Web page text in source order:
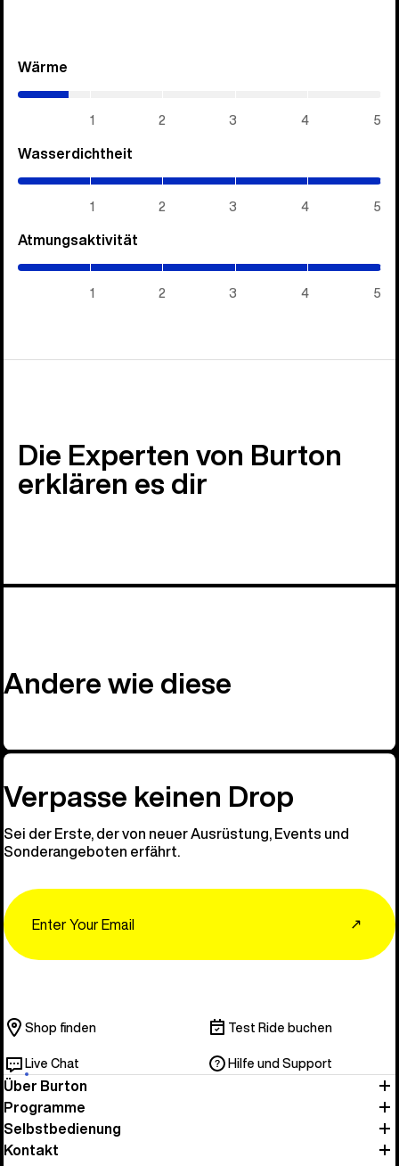
Wärme
1 2 3 4 5
Wasserdichtheit
1 2 3 4 5
Atmungsaktivität
1 2 3 4 5
Die Experten von Burton
erklären es dir
Andere wie diese
Verpasse keinen Drop
Sei der Erste, der von neuer Ausrüstung, Events und
Sonderangeboten erfährt.
↗
Shop finden Test Ride buchen
Live Chat Hilfe und Support
Über Burton
Programme
Selbstbedienung
Kontakt